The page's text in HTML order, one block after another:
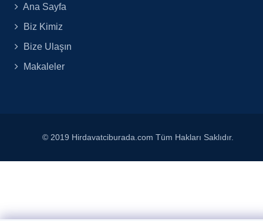
Ana Sayfa
Biz Kimiz
Bize Ulaşın
Makaleler
© 2019 Hirdavatciburada.com Tüm Hakları Saklıdır.